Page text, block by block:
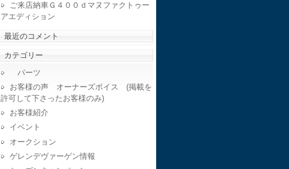
ご来店納車Ｇ４００ｄマヌファクトゥー
アエディション
最近のコメント
カテゴリー
パーツ
お客様の声 オーナーズボイス (掲載を
許可して下さったお客様のみ)
お客様紹介
イベント
オークション
ゲレンデヴァーゲン情報